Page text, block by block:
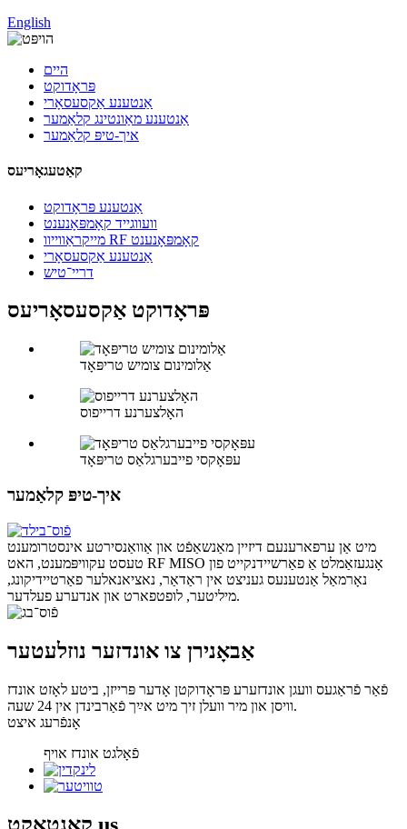
English
היים
פּראָדוקט
אַנטענע אַקסעסאָרי
אַנטענע מאַונטינג קלאַמער
איך-טיפּ קלאַמער
קאַטעגאָריעס
אַנטענע פּראָדוקט
וועווגייד קאָמפּאָנענט
מייקראַווייוו RF קאָמפּאָנענט
אַנטענע אַקסעסאָרי
דריי־טיש
פּראָדוקט אַקסעסאָריעס
אַלומינום צומיש טריפּאָד
האָלצערנע דרייפוס
עפּאָקסי פייבערגלאַס טריפּאָד
איך-טיפּ קלאַמער
מיט אַן ערפארענעם דיזיין מאַנשאַפֿט און אַוואַנסירטע אינסטרומענט
טעסט עקוויפּמענט, האט RF MISO אָנגעזאַמלט אַ פאַרשיידנקייט פון
נאָרמאַל אַנטענעס געניצט אין ראַדאַר, נאציאנאלער פאַרטיידיקונג,
מיליטער, לופטפארט און אנדערע פעלדער.
אַבאָנירן צו אונדזער נוזלעטער
פֿאַר פֿראַגעס וועגן אונדזערע פּראָדוקטן אָדער פּרייזן, ביטע לאָזט אונדז
וויסן און מיר וועלן זיך מיט אײַך פֿאַרבינדן אין 24 שעה.
אָנפֿרעג איצט
פֿאָלגט אונדז אויף
קאָנטאַקט us